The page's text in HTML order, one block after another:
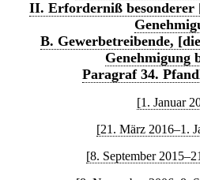
II. Erforderniß besonderer
B. Gewerbetreibende,
Genehmigung
Paragraf 34.
[1. Januar
[21. März 2016–1.
[8. September